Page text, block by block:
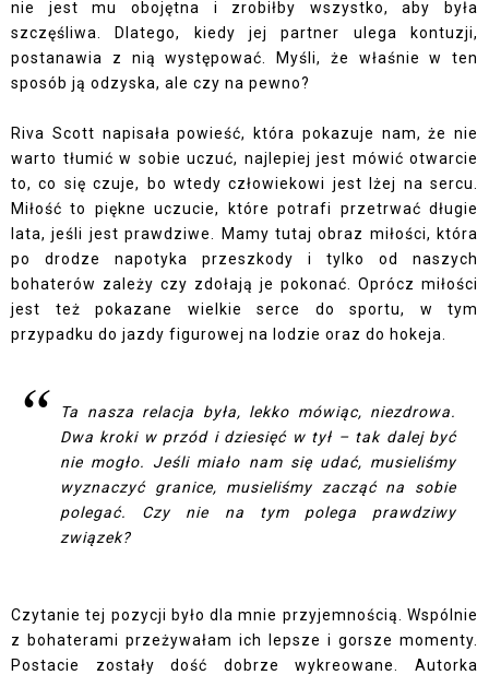
nie jest mu obojętna i zrobiłby wszystko, aby była
szczęśliwa. Dlatego, kiedy jej partner ulega kontuzji,
postanawia z nią występować. Myśli, że właśnie w ten
sposób ją odzyska, ale czy na pewno?
Riva Scott napisała powieść, która pokazuje nam, że nie
warto tłumić w sobie uczuć, najlepiej jest mówić otwarcie
to, co się czuje, bo wtedy człowiekowi jest lżej na sercu.
Miłość to piękne uczucie, które potrafi przetrwać długie
lata, jeśli jest prawdziwe. Mamy tutaj obraz miłości, która
po drodze napotyka przeszkody i tylko od naszych
bohaterów zależy czy zdołają je pokonać. Oprócz miłości
jest też pokazane wielkie serce do sportu, w tym
przypadku do jazdy figurowej na lodzie oraz do hokeja.
Ta nasza relacja była, lekko mówiąc, niezdrowa.
Dwa kroki w przód i dziesięć w tył – tak dalej być
nie mogło. Jeśli miało nam się udać, musieliśmy
wyznaczyć granice, musieliśmy zacząć na sobie
polegać. Czy nie na tym polega prawdziwy
związek?
Czytanie tej pozycji było dla mnie przyjemnością. Wspólnie
z bohaterami przeżywałam ich lepsze i gorsze momenty.
Postacie zostały dość dobrze wykreowane. Autorka